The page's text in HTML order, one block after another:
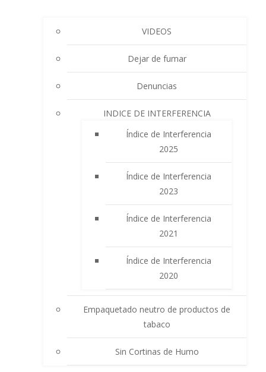
VIDEOS
Dejar de fumar
Denuncias
INDICE DE INTERFERENCIA
Índice de Interferencia
2025
Índice de Interferencia
2023
Índice de Interferencia
2021
Índice de Interferencia
2020
Empaquetado neutro de productos de
tabaco
Sin Cortinas de Humo